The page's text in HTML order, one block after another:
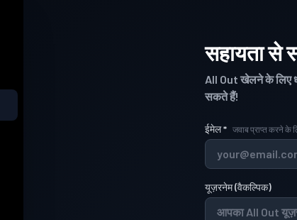
सहायता से
All Out खेलने के लिए
सकते हैं!
ईमेल* जवाब प्राप्त करने के
यूज़रनेम(वैकल्पिक)